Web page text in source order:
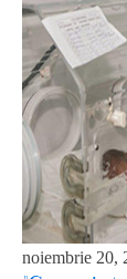
noiembrie 20,